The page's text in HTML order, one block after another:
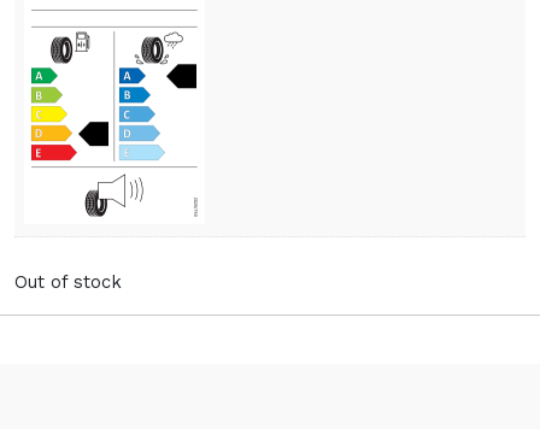
Out of stock